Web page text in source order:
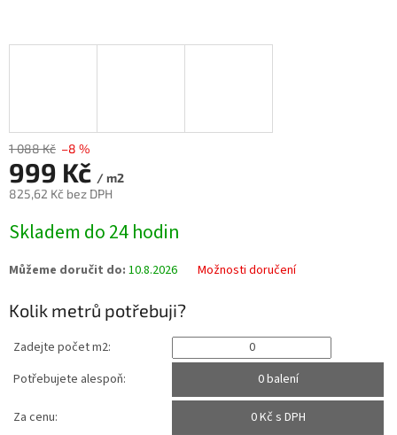
1 088 Kč –8 %
999 Kč / m2
825,62 Kč bez DPH
cena:
Skladem do 24 hodin
Můžeme doručit do: 10.8.2026 Možnosti doručení
Kolik metrů potřebuji?
Zadejte počet m2:
Potřebujete alespoň:
0 balení
Za cenu: 0Kč s DPH